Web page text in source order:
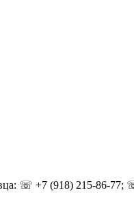
☏ +7 (918) 215-86-77;